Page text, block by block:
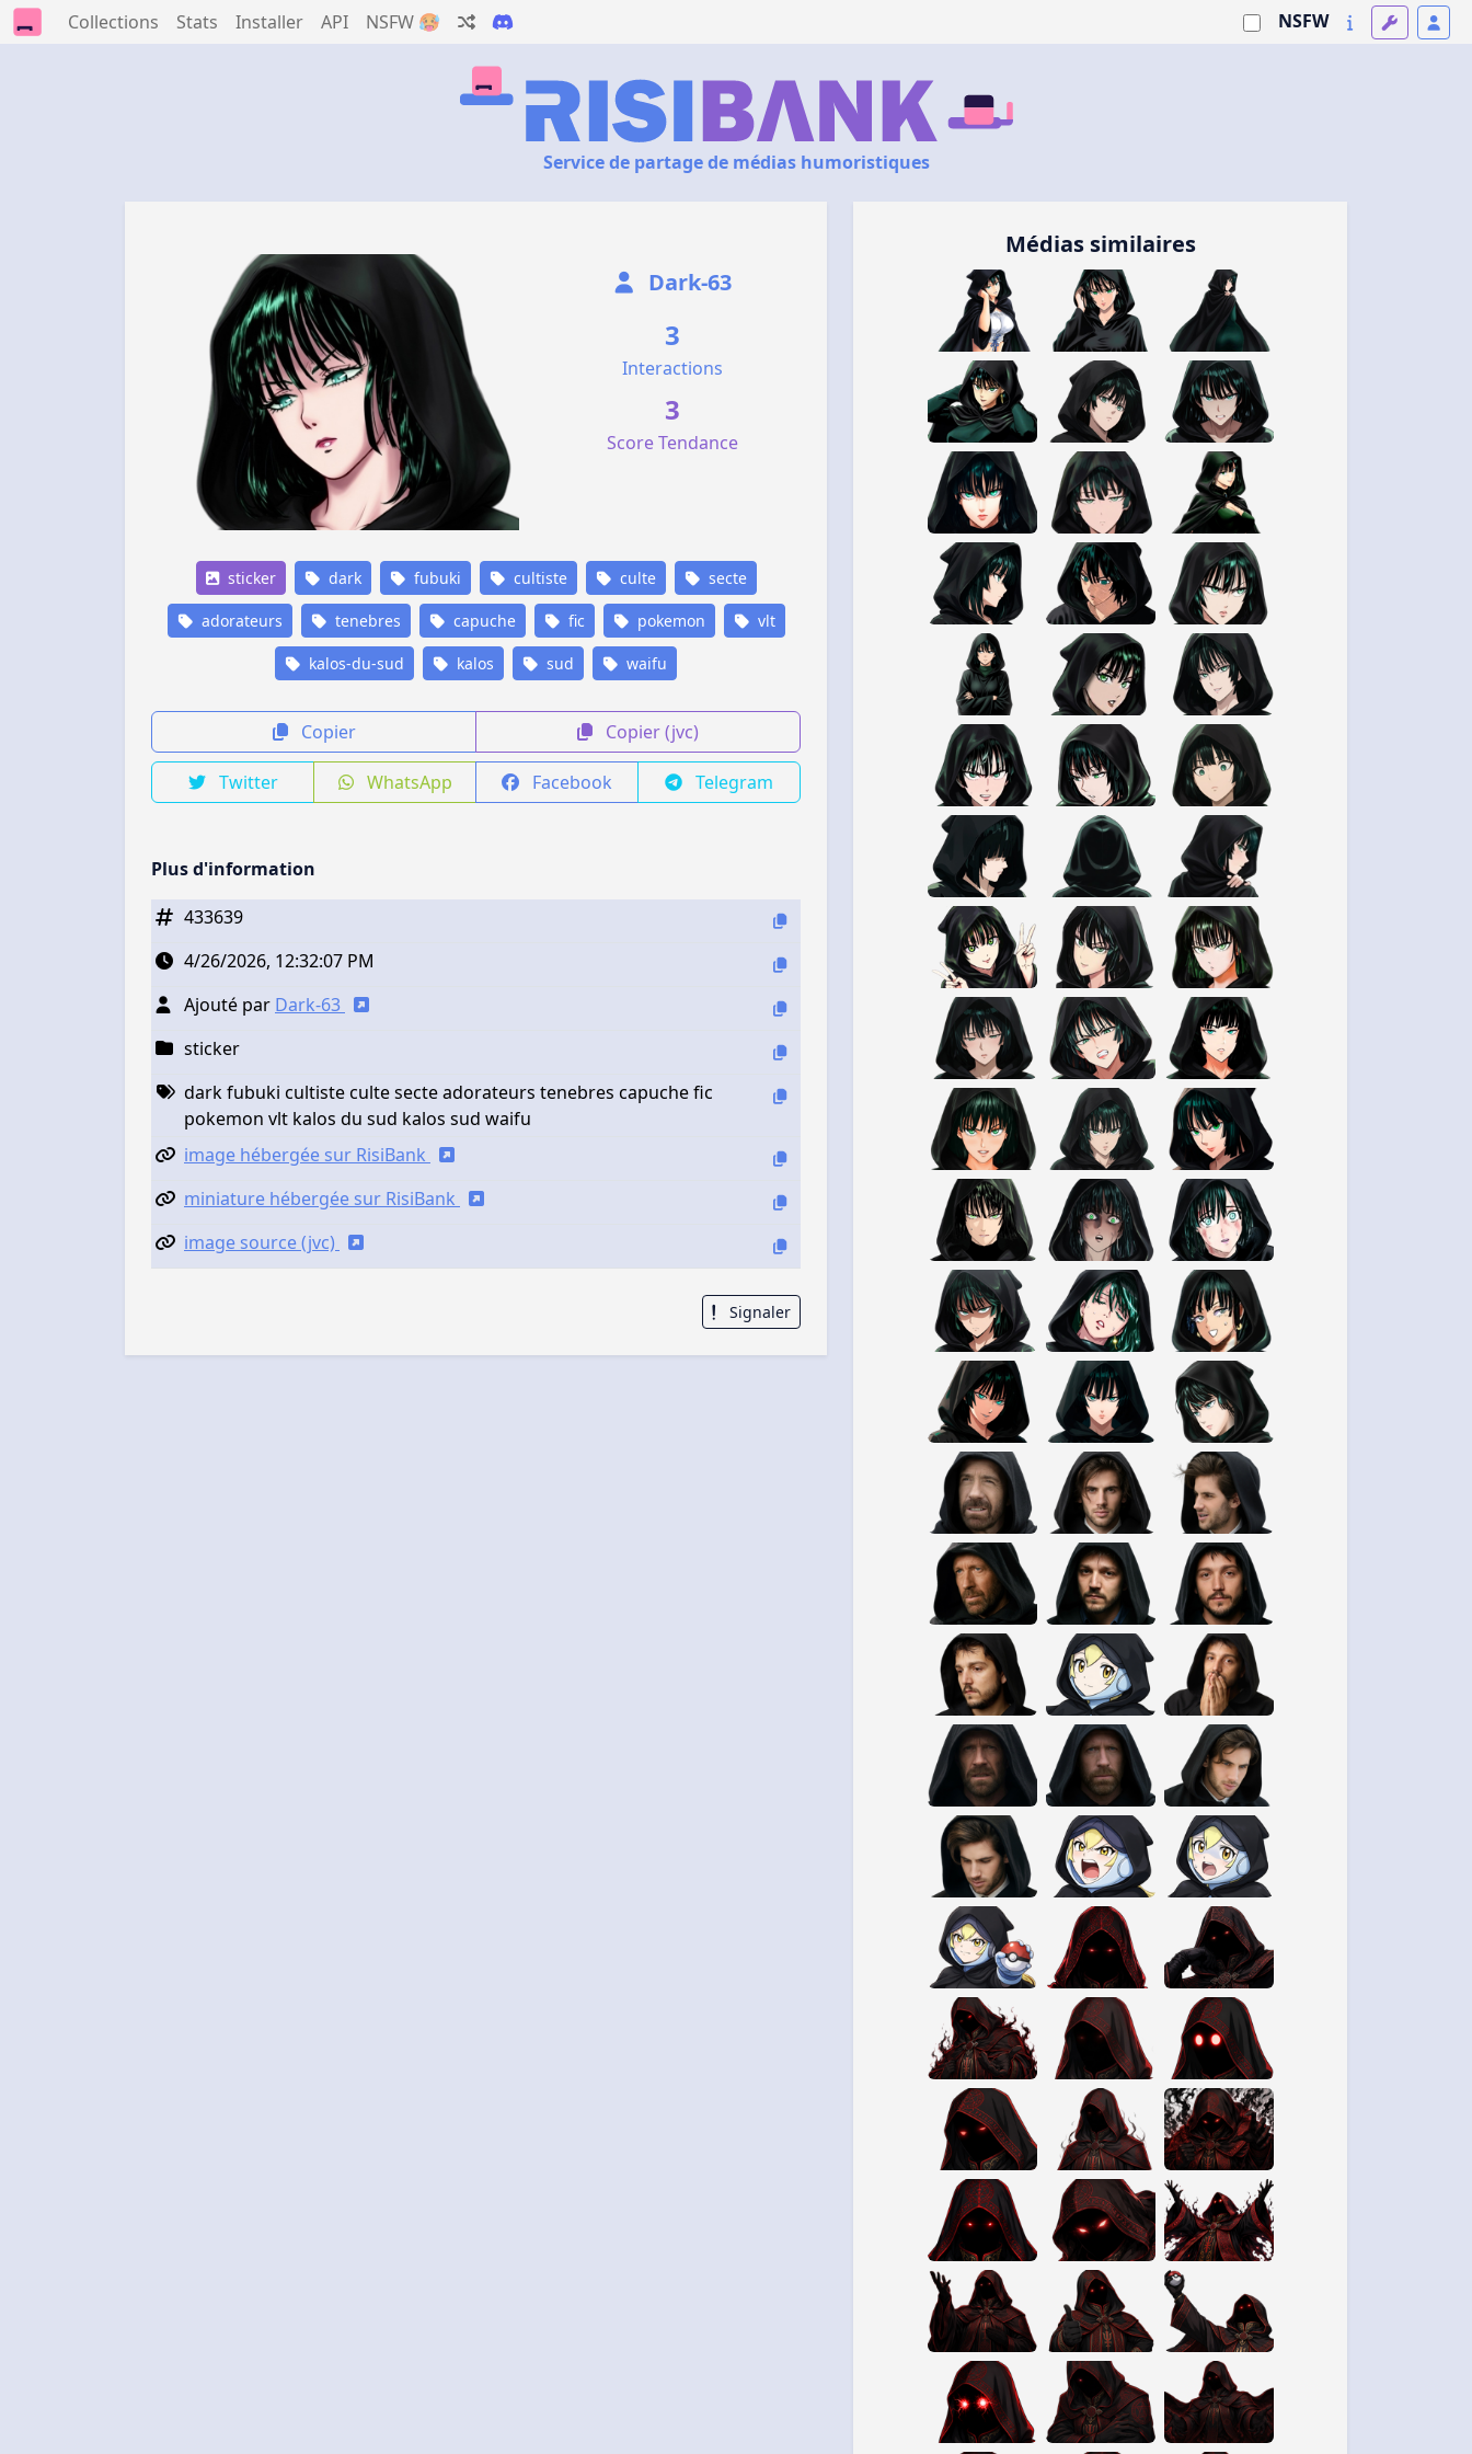
Collections Stats Installer API NSFW 🥵 NSFW
Service de partage de médias humoristiques
Dark-63
3
Interactions
3
Score Tendance
sticker dark fubuki cultiste culte secte
adorateurs tenebres capuche fic pokemon vlt
kalos-du-sud kalos sud waifu
Copier Copier (jvc)
Twitter WhatsApp Facebook Telegram
Plus d'information
433639
4/26/2026, 12:32:07 PM
Ajouté par Dark-63
sticker
dark fubuki cultiste culte secte adorateurs tenebres capuche fic
pokemon vlt kalos du sud kalos sud waifu
image hébergée sur RisiBank
miniature hébergée sur RisiBank
image source (jvc)
Signaler
Médias similaires